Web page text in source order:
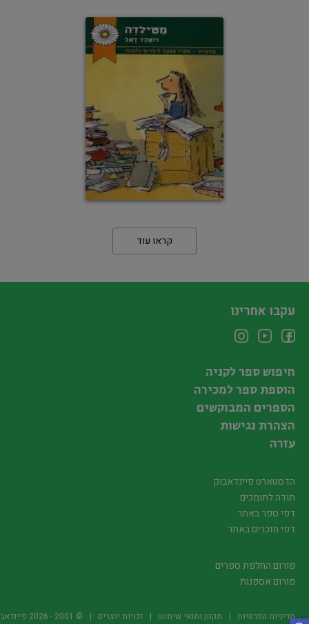
קראו עוד
עקבו אחרינו
חיפוש ספר לקניה
הוספת ספר למכירה
הספרים המבוקשים
הצהרת נגישות
עזרה
הדסטארט פיינדאבוק
תודה לתומכים
דפי ספר באתר
דפי מוכרים באתר
פורום החלפת ספרים
פורום אספנות
מדיניות הפרטיות תקנון ותנאי שימוש זכויות יוצרים © 2001 -
2026